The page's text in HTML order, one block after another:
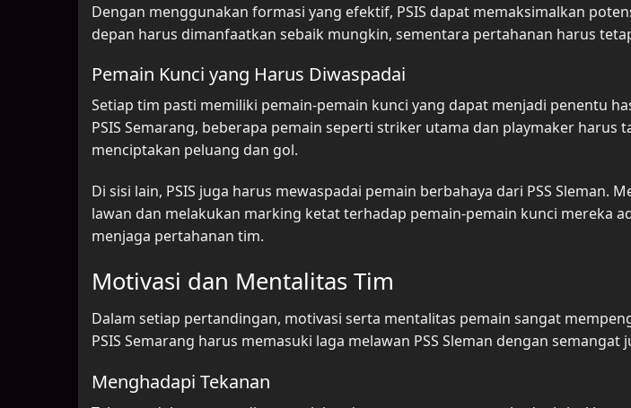
Dengan menggunakan formasi yang efektif, PSIS dapat memaksimalkan
depan harus dimanfaatkan sebaik mungkin, sementara pertahanan harus
Pemain Kunci yang Harus Diwaspadai
Setiap tim pasti memiliki pemain-pemain kunci yang dapat menjadi penentu
PSIS Semarang, beberapa pemain seperti striker utama dan playmaker harus
menciptakan peluang dan gol.
Di sisi lain, PSIS juga harus mewaspadai pemain berbahaya dari PSS Sleman.
lawan dan melakukan marking ketat terhadap pemain-pemain kunci mereka
menjaga pertahanan tim.
Motivasi dan Mentalitas Tim
Dalam setiap pertandingan, motivasi serta mentalitas pemain sangat
PSIS Semarang harus memasuki laga melawan PSS Sleman dengan semangat
Menghadapi Tekanan